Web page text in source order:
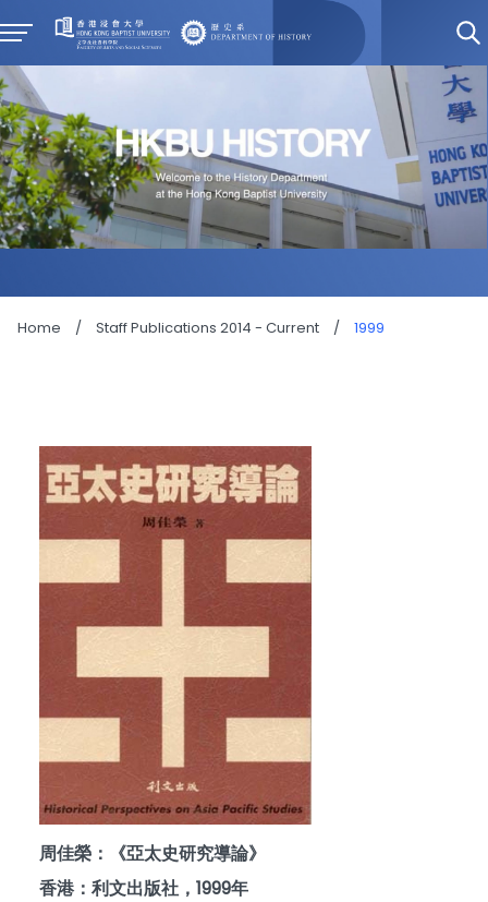
Home / Staff Publications 2014 - Current / 1999
周佳榮：《亞太史研究導論》
香港：利文出版社，1999年